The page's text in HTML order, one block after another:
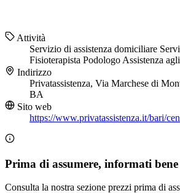
Attività
Servizio di assistenza domiciliare
Fisioterapista Podologo Assistenza
Indirizzo
Privatassistenza, Via Marchese di
BA
Sito web
https://www.privatassistenza.it/bari/
Prima di assumere, informati bene
Consulta la nostra sezione prezzi prima di